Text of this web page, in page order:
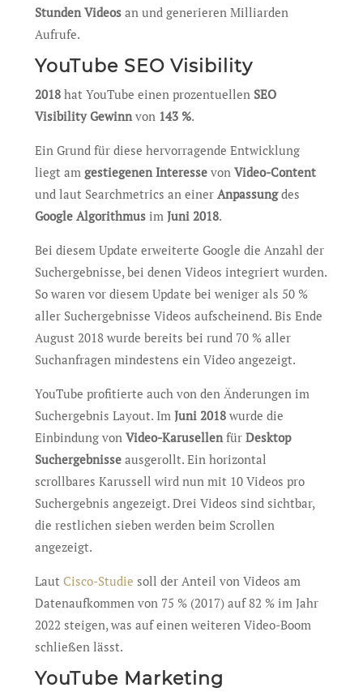
Stunden Videosan und generieren Milliarden
Aufrufe.
YouTube SEO Visibility
2018hat YouTube einen prozentuellen SEO
Visibility Gewinnvon 143 %.
Ein Grund für diese hervorragende Entwicklung
liegt am gestiegenen Interessevon Video-Content
und laut Searchmetrics an einer Anpassungdes
Google Algorithmusim Juni 2018.
Bei diesem Update erweiterte Google die Anzahl der
Suchergebnisse, bei denen Videos integriert wurden.
So waren vor diesem Update bei weniger als 50 %
aller Suchergebnisse Videos aufscheinend. Bis Ende
August 2018 wurde bereits bei rund 70 % aller
Suchanfragen mindestens ein Video angezeigt.
YouTube profitierte auch von den Änderungen im
Suchergebnis Layout. Im Juni 2018wurde die
Einbindung von Video-Karusellenfür Desktop
Suchergebnisseausgerollt. Ein horizontal
scrollbares Karussell wird nun mit 10 Videos pro
Suchergebnis angezeigt. Drei Videos sind sichtbar,
die restlichen sieben werden beim Scrollen
angezeigt.
Laut Cisco-Studie soll der Anteil von Videos am
Datenaufkommen von 75 % (2017) auf 82 % im Jahr
2022 steigen, was auf einen weiteren Video-Boom
schließen lässt.
YouTube Marketing